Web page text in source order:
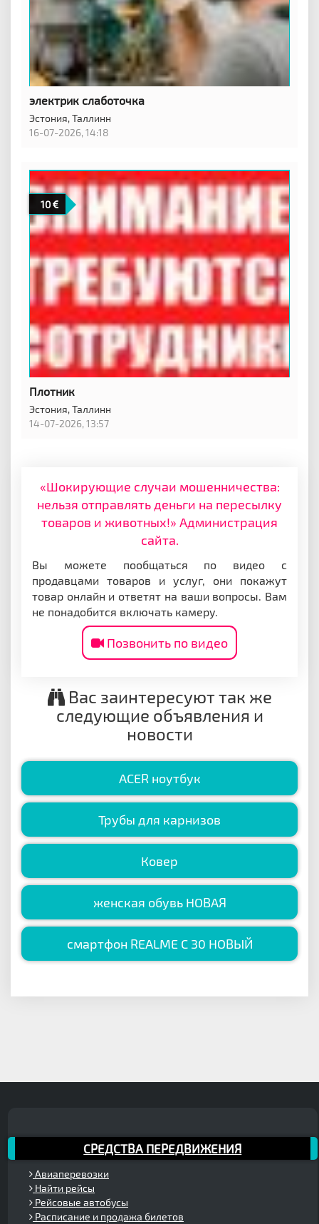
электрик слаботочка
Эстония,Таллинн
16-07-2026, 14:18
10
Плотник
Эстония,Таллинн
14-07-2026, 13:57
«Шокирующие случаи мошенничества:
нельзя отправлять деньги на пересылку
товаров и животных!» Администрация
сайта.
Вы можете пообщаться по видео с
продавцами товаров и услуг, они покажут
товар онлайн и ответят на ваши вопросы. Вам
не понадобится включать камеру.
Позвонить по видео
Вас заинтересуют так же
следующие объявления и
новости
ACER ноутбук
Трубы для карнизов
Ковер
женская обувь НОВАЯ
смартфон REALME C 30 НОВЫЙ
СРЕДСТВА ПЕРЕДВИЖЕНИЯ
Авиаперевозки
Найти рейсы
Рейсовые автобусы
Расписание и продажа билетов